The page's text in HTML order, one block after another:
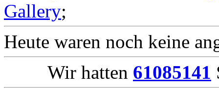
Gallery;
Heute waren noch keine
Wir hatten 61085141